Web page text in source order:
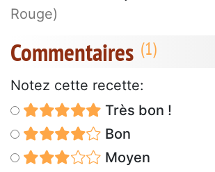
Rouge)
Commentaires
Notez cette recette:
Très bon !
Bon
Moyen